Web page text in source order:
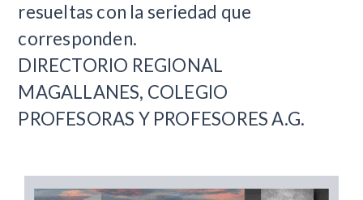
resueltas con la seriedad que
corresponden.
DIRECTORIO REGIONAL
MAGALLANES, COLEGIO
PROFESORAS Y PROFESORES A.G.